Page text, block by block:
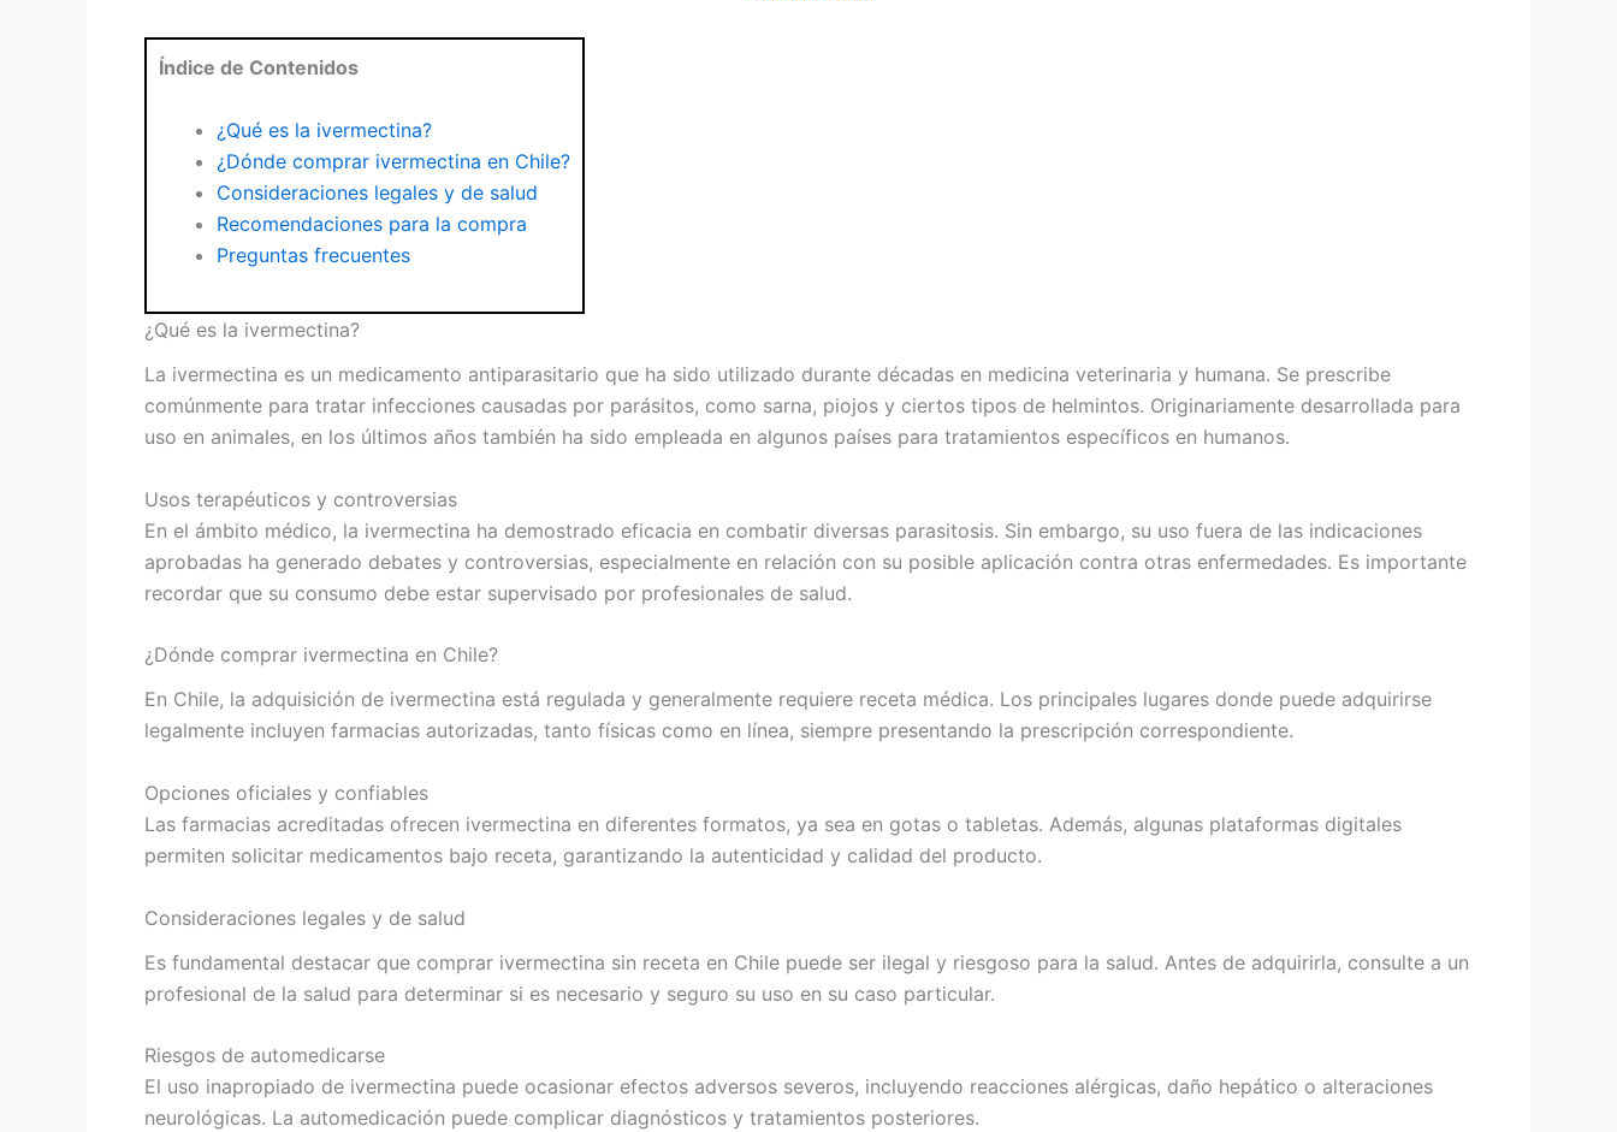
Índice de Contenidos
¿Qué es la ivermectina?
¿Dónde comprar ivermectina en Chile?
Consideraciones legales y de salud
Recomendaciones para la compra
Preguntas frecuentes
¿Qué es la ivermectina?
La ivermectina es un medicamento antiparasitario que ha sido utilizado durante décadas en medicina veterinaria y humana. Se prescribe
comúnmente para tratar infecciones causadas por parásitos, como sarna, piojos y ciertos tipos de helmintos. Originariamente desarrollada para
uso en animales, en los últimos años también ha sido empleada en algunos países para tratamientos específicos en humanos.
Usos terapéuticos y controversias
En el ámbito médico, la ivermectina ha demostrado eficacia en combatir diversas parasitosis. Sin embargo, su uso fuera de las indicaciones
aprobadas ha generado debates y controversias, especialmente en relación con su posible aplicación contra otras enfermedades. Es importante
recordar que su consumo debe estar supervisado por profesionales de salud.
¿Dónde comprar ivermectina en Chile?
En Chile, la adquisición de ivermectina está regulada y generalmente requiere receta médica. Los principales lugares donde puede adquirirse
legalmente incluyen farmacias autorizadas, tanto físicas como en línea, siempre presentando la prescripción correspondiente.
Opciones oficiales y confiables
Las farmacias acreditadas ofrecen ivermectina en diferentes formatos, ya sea en gotas o tabletas. Además, algunas plataformas digitales
permiten solicitar medicamentos bajo receta, garantizando la autenticidad y calidad del producto.
Consideraciones legales y de salud
Es fundamental destacar que comprar ivermectina sin receta en Chile puede ser ilegal y riesgoso para la salud. Antes de adquirirla, consulte a un
profesional de la salud para determinar si es necesario y seguro su uso en su caso particular.
Riesgos de automedicarse
El uso inapropiado de ivermectina puede ocasionar efectos adversos severos, incluyendo reacciones alérgicas, daño hepático o alteraciones
neurológicas. La automedicación puede complicar diagnósticos y tratamientos posteriores.